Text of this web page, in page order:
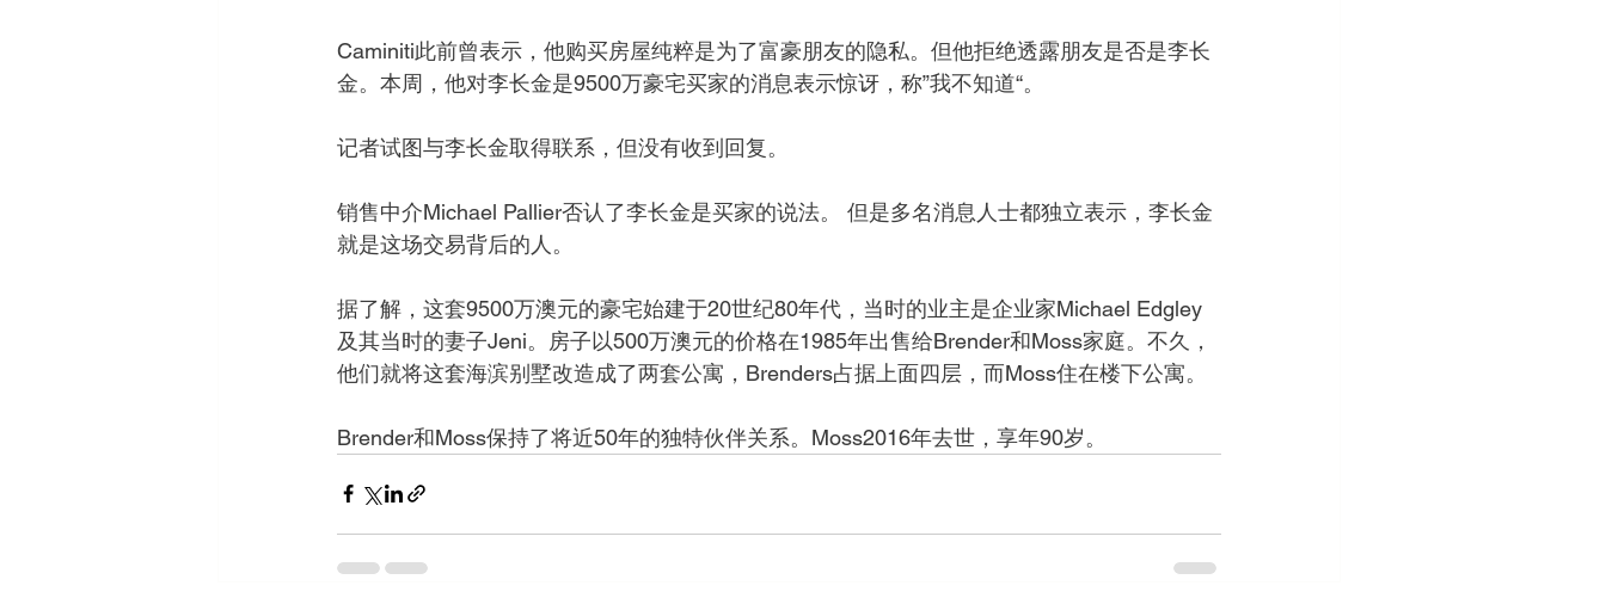
Caminiti此前曾表示，他购买房屋纯粹是为了富豪朋友的隐私。但他拒绝透露朋友是否是李长
金。本周，他对李长金是9500万豪宅买家的消息表示惊讶，称”我不知道“。
记者试图与李长金取得联系，但没有收到回复。
销售中介Michael Pallier否认了李长金是买家的说法。 但是多名消息人士都独立表示，李长金
就是这场交易背后的人。
据了解，这套9500万澳元的豪宅始建于20世纪80年代，当时的业主是企业家Michael Edgley
及其当时的妻子Jeni。房子以500万澳元的价格在1985年出售给Brender和Moss家庭。不久，
他们就将这套海滨别墅改造成了两套公寓，Brenders占据上面四层，而Moss住在楼下公寓。
Brender和Moss保持了将近50年的独特伙伴关系。Moss2016年去世，享年90岁。